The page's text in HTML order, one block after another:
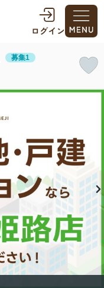
募集1